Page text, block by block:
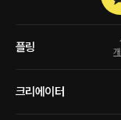
플링
크리에이터